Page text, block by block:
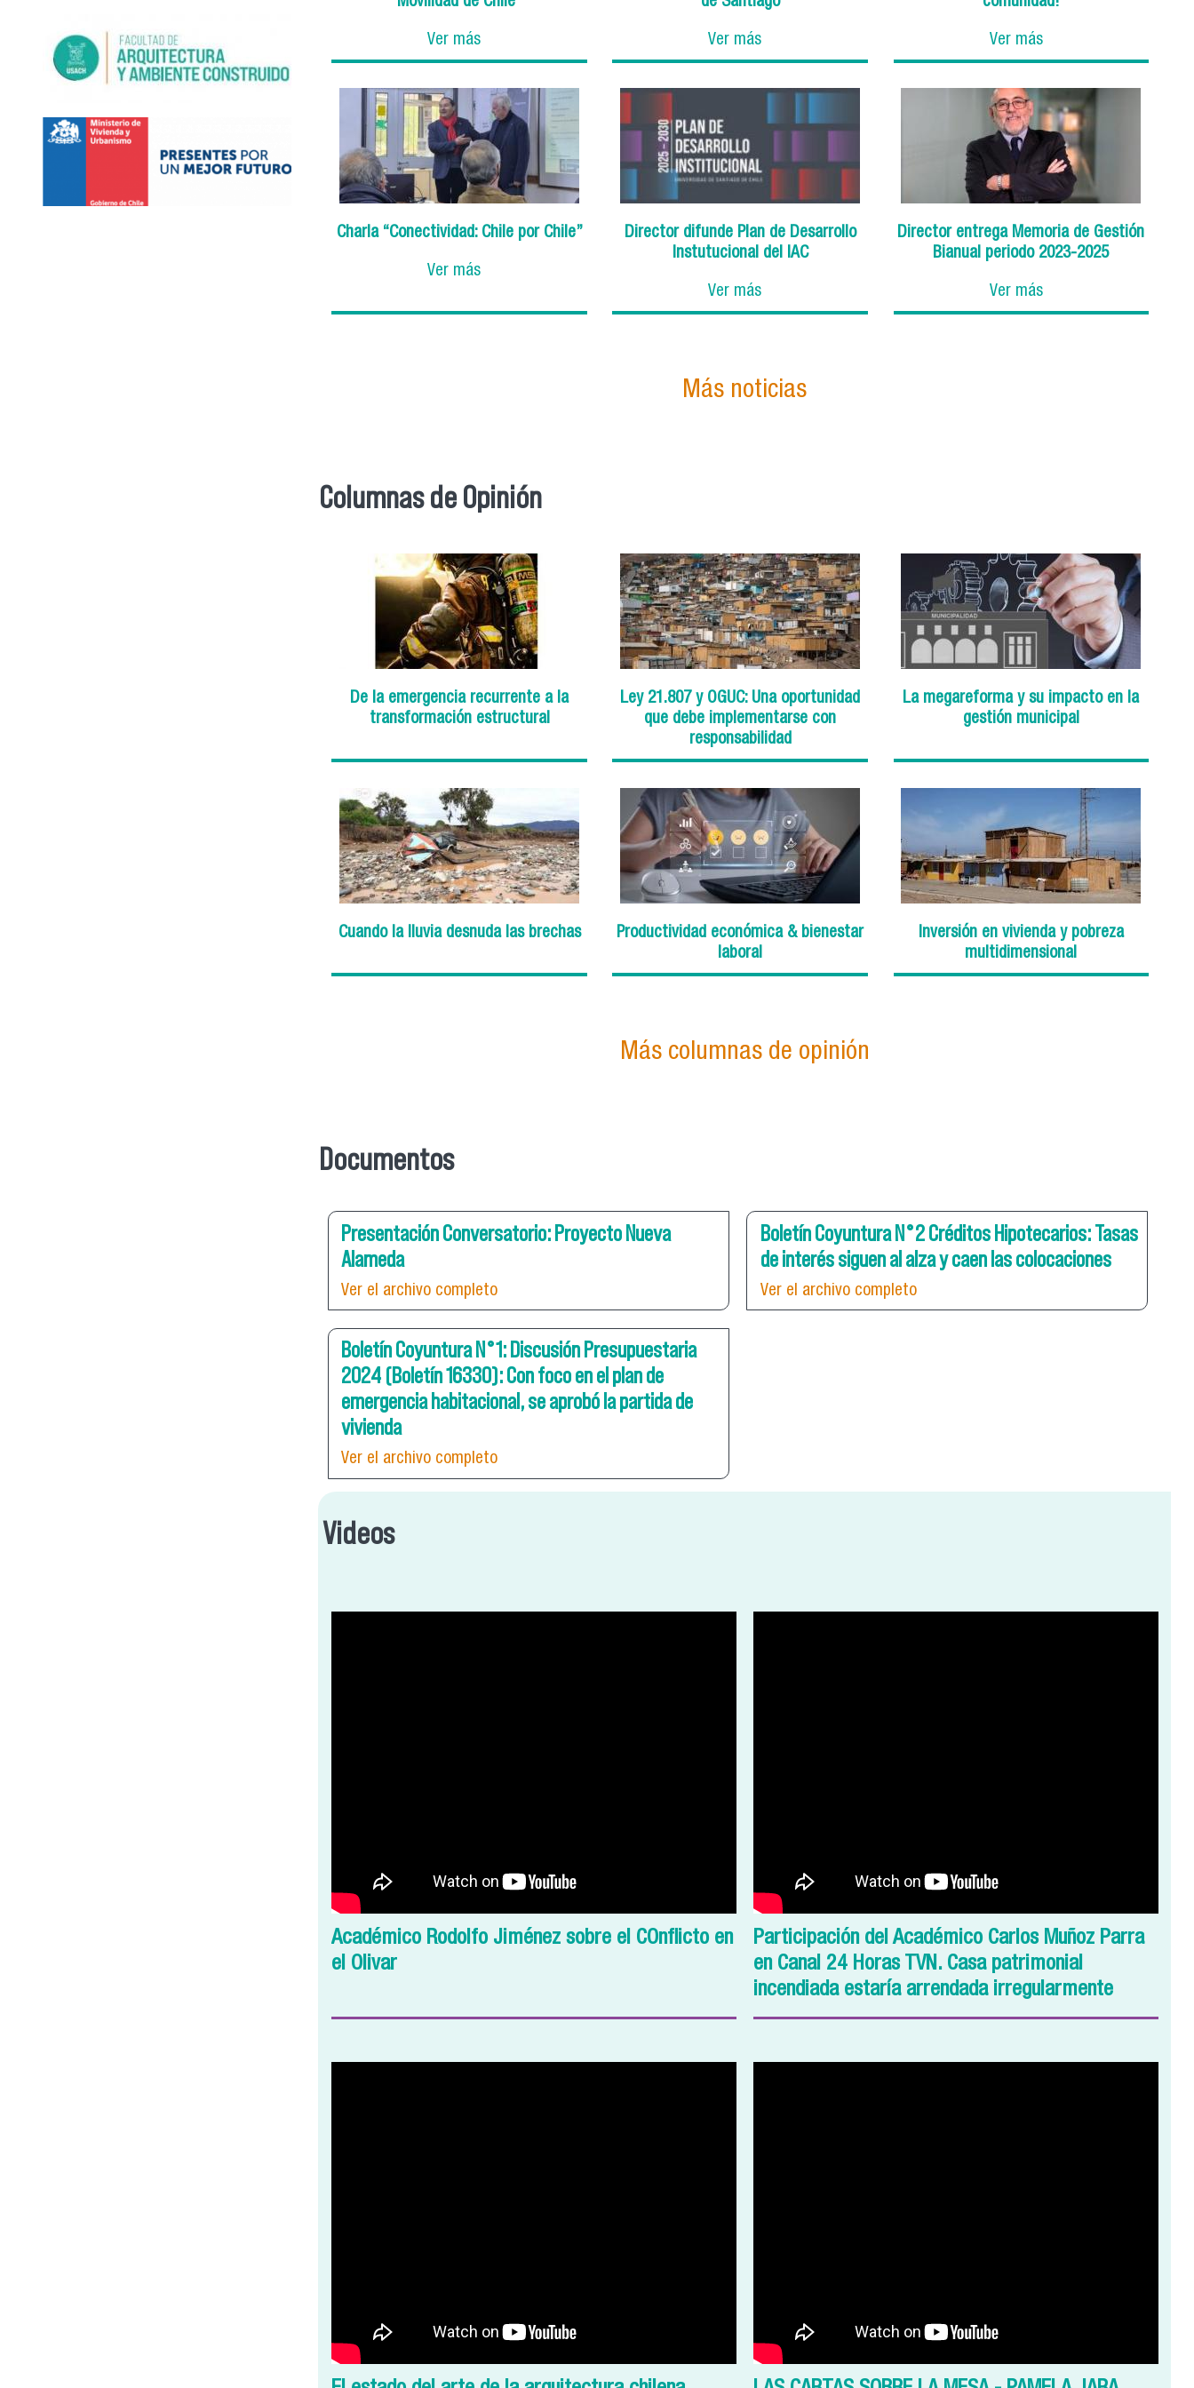
Ver más Ver más Ver más
Charla “Conectividad: Chile por Chile”
Ver más
Director difunde Plan de Desarrollo
Instutucional del IAC
Ver más
Director entrega Memoria de Gestión
Bianual periodo 2023-2025
Ver más
Más noticias
Columnas de Opinión
De la emergencia recurrente a la
transformación estructural
Ley 21.807 y OGUC: Una oportunidad
que debe implementarse con
responsabilidad
La megareforma y su impacto en la
gestión municipal
Cuando la lluvia desnuda las brechas
Productividad económica & bienestar
laboral
Inversión en vivienda y pobreza
multidimensional
Más columnas de opinión
Documentos
Presentación Conversatorio: Proyecto Nueva
Alameda
Ver el archivo completo
Boletín Coyuntura N°2 Créditos Hipotecarios: Tasas
de interés siguen al alza y caen las colocaciones
Ver el archivo completo
Boletín Coyuntura N°1: Discusión Presupuestaria
2024 (Boletín 16330): Con foco en el plan de
emergencia habitacional, se aprobó la partida de
vivienda
Ver el archivo completo
Videos
Académico Rodolfo Jiménez sobre el COnflicto en
el Olivar
Participación del Académico Carlos Muñoz Parra
en Canal 24 Horas TVN. Casa patrimonial
incendiada estaría arrendada irregularmente